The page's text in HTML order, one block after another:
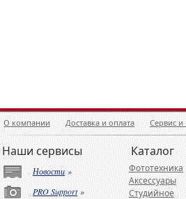
О компании Доставка и оплата Сервис и
Наши сервисы
Новости»
PRO Support»
Каталог
Фототехника
Аксессуары
Студийное